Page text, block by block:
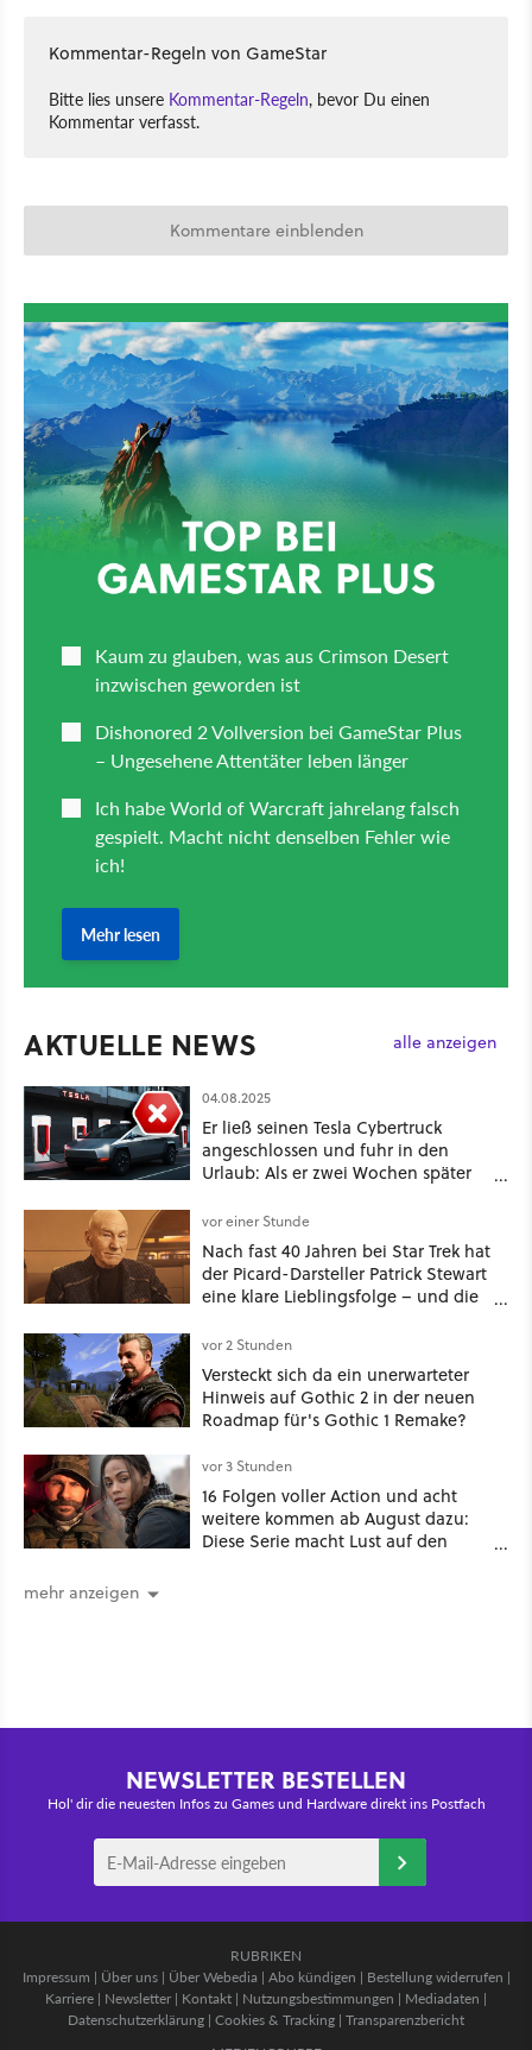
Kommentar-Regeln von GameStar
Bitte lies unsere Kommentar-Regeln, bevor Du einen
Kommentar verfasst.
Kommentare einblenden
AKTUELLE NEWS alle anzeigen
04.08.2025
Er ließ seinen Tesla Cybertruck
angeschlossen und fuhr in den
Urlaub: Als er zwei Wochen später
mehr an
vor einer Stunde
Nach fast 40 Jahren bei Star Trek hat
der Picard-Darsteller Patrick Stewart
eine klare Lieblingsfolge – und die
vor 2 Stunden
Versteckt sich da ein unerwarteter
Hinweis auf Gothic 2 in der neuen
Roadmap für's Gothic 1 Remake?
vor 3 Stunden
16 Folgen voller Action und acht
weitere kommen ab August dazu:
Diese Serie macht Lust auf den
mehr anzeigen
NEWSLETTER BESTELLEN
Hol' dir die neuesten Infos zu Games und Hardware direkt ins Postfach
RUBRIKEN
Impressum | Über uns| Über Webedia | Abo kündigen | Bestellung widerrufen |
Karriere | Newsletter | Kontakt | Nutzungsbestimmungen | Mediadaten |
Datenschutzerklärung | Cookies & Tracking | Transparenzbericht